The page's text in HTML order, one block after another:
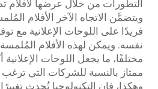
التطورات من خلال عرضها لأفلام
ويتضمَّن الاتجاه الآخر الأفلام
فريدًا على اللوحات الإعلانية مع
نفسه. ويمكن لهذه الأفلام
مختلفًا، ما يجعل اللوحات الإعلانية
ممتاز بالنسبة للشركات التي
وهكذا، فإن التكنولوجيا تُحدث تغييرًا